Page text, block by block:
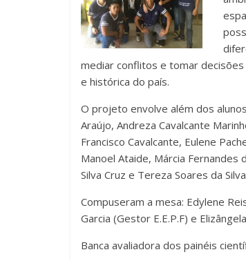
mediar conflitos e tomar
e histórica do país.
O projeto envolve além dos
Araújo, Andreza Cavalcante
Francisco Cavalcante, Eulene
Manoel Ataide, Márcia Fernandes
Silva Cruz e Tereza Soares da Silva
Compuseram a mesa: Edylene
Garcia (Gestor E.E.P.F) e
Banca avaliadora dos painéis